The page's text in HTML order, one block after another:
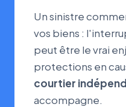
Un sinistre
vos biens :
peut être le vrai
protections en
courtier
accompagne.